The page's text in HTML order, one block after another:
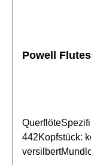
Powell
442Kopfstück: